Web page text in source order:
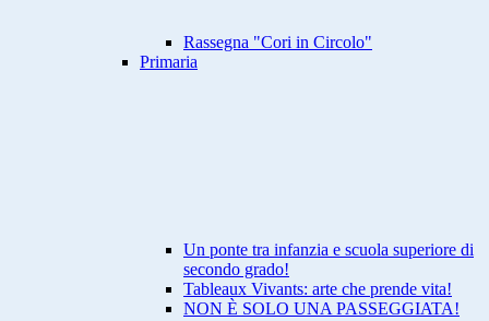
Rassegna "Cori in Circolo"
Primaria
Un ponte tra infanzia e scuola superiore di
secondo grado!
Tableaux Vivants: arte che prende vita!
NON È SOLO UNA PASSEGGIATA!